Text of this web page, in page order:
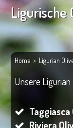
Ligurische
Home > Ligurian
Unsere Ligurian
Taggiasca
Riviera